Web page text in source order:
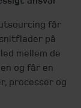
får
på
mellem de
og får en
processer og